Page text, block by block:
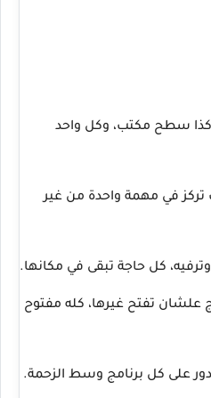
سطح مكتب، وكل واحد
تركز في مهمة واحدة من غير
كل حاجة تبقى في مكانها.
تفتح غيرها، كله مفتوح
على كل برنامج وسط الزحمة.